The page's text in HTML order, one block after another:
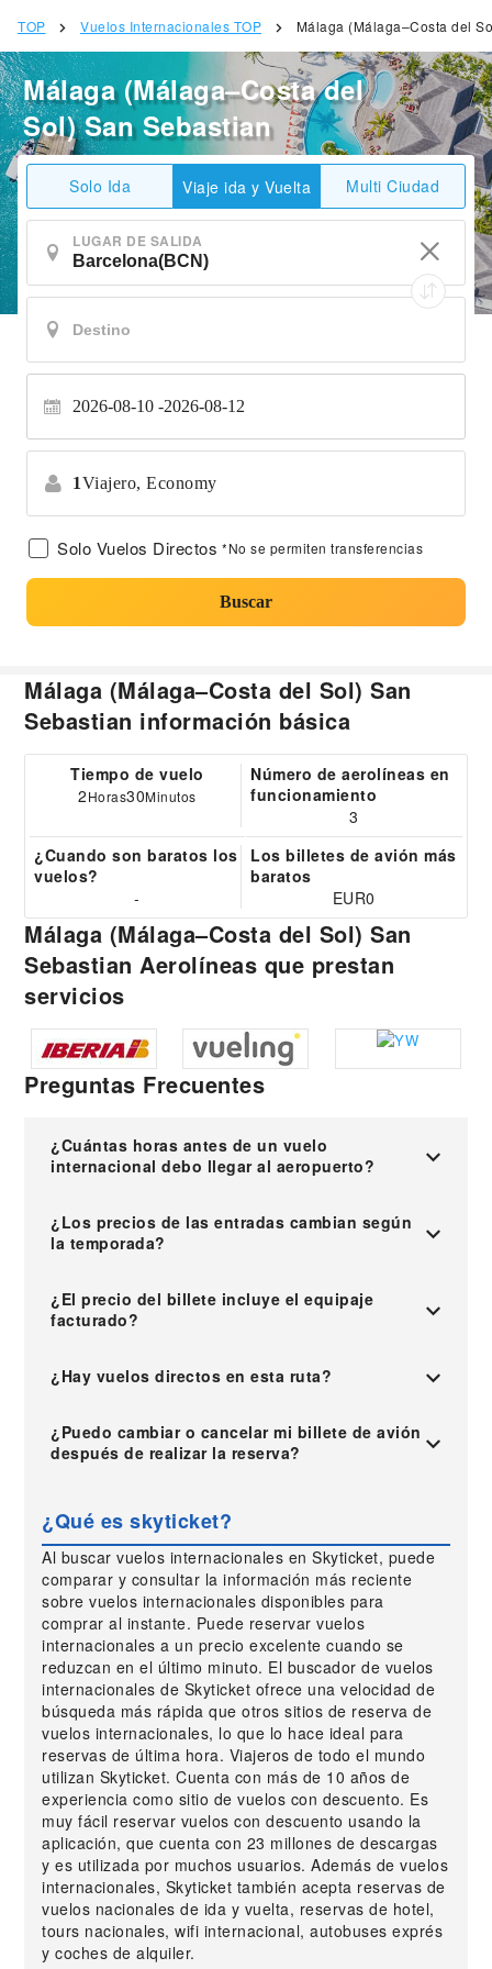
TOP Vuelos Internacionales TOP Málaga (Málaga–Costa del
Málaga (Málaga–Costa del
Sol) San Sebastian
Solo Ida Viaje ida y Vuelta Multi Ciudad
LUGAR DE SALIDA
2026-08-10 2026-08-12
1Viajero, Economy
Solo Vuelos Directos *No se permiten transferencias
Buscar
Málaga (Málaga–Costa del Sol) San
Sebastian información básica
Tiempo de vuelo
2Horas30Minutos
Número de aerolíneas en
funcionamiento
3
¿Cuando son baratos los
vuelos?
-
Los billetes de avión más
baratos
EUR0
Málaga (Málaga–Costa del Sol) San
Sebastian Aerolíneas que prestan
servicios
Preguntas Frecuentes
¿Cuántas horas antes de un vuelo
internacional debo llegar al aeropuerto?
¿Los precios de las entradas cambian según
la temporada?
¿El precio del billete incluye el equipaje
facturado?
¿Hay vuelos directos en esta ruta?
¿Puedo cambiar o cancelar mi billete de avión
después de realizar la reserva?
¿Qué es skyticket?
Al buscar vuelos internacionales en Skyticket, puede
comparar y consultar la información más reciente
sobre vuelos internacionales disponibles para
comprar al instante. Puede reservar vuelos
internacionales a un precio excelente cuando se
reduzcan en el último minuto. El buscador de vuelos
internacionales de Skyticket ofrece una velocidad de
búsqueda más rápida que otros sitios de reserva de
vuelos internacionales, lo que lo hace ideal para
reservas de última hora. Viajeros de todo el mundo
utilizan Skyticket. Cuenta con más de 10 años de
experiencia como sitio de vuelos con descuento. Es
muy fácil reservar vuelos con descuento usando la
aplicación, que cuenta con 23 millones de descargas
y es utilizada por muchos usuarios. Además de vuelos
internacionales, Skyticket también acepta reservas de
vuelos nacionales de ida y vuelta, reservas de hotel,
tours nacionales, wifi internacional, autobuses exprés
y coches de alquiler.